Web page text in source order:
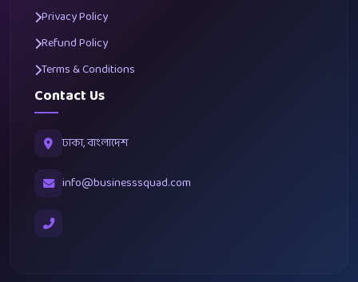
Privacy Policy
Refund Policy
Terms & Conditions
Contact Us
ঢাকা, বাংলাদেশ
info@businesssquad.com